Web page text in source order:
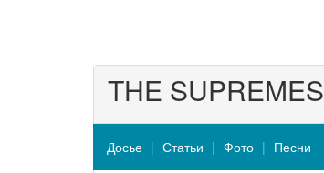
THE SUPREMES
Досье Статьи Фото Песни